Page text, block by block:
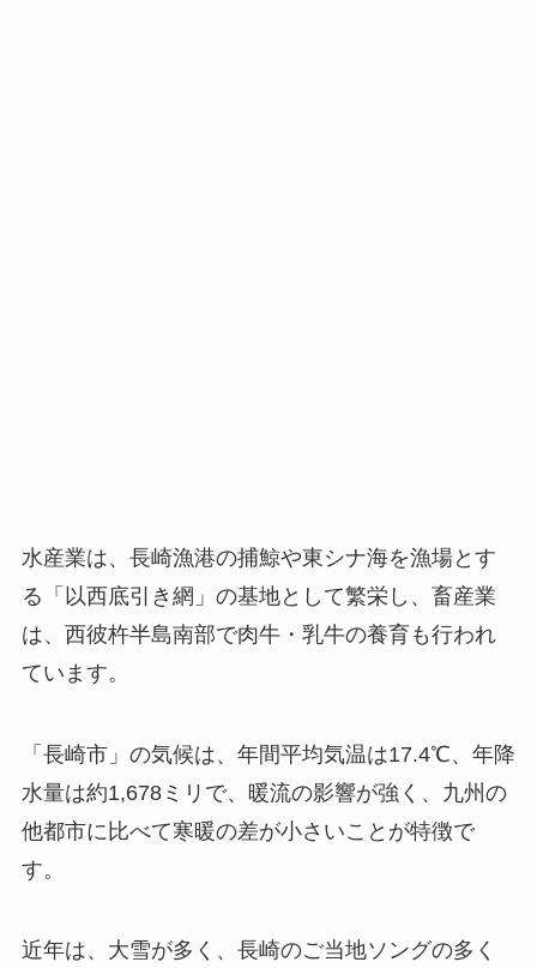
水産業は、長崎漁港の捕鯨や東シナ海を漁場とす
る「以西底引き網」の基地として繁栄し、畜産業
は、西彼杵半島南部で肉牛・乳牛の養育も行われ
ています。
「長崎市」の気候は、年間平均気温は17.4℃、年降
水量は約1,678ミリで、暖流の影響が強く、九州の
他都市に比べて寒暖の差が小さいことが特徴で
す。
近年は、大雪が多く、長崎のご当地ソングの多く